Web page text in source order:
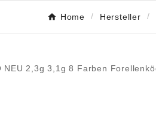
Home Hersteller